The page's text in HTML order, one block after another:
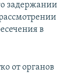
задержании
в
от органов